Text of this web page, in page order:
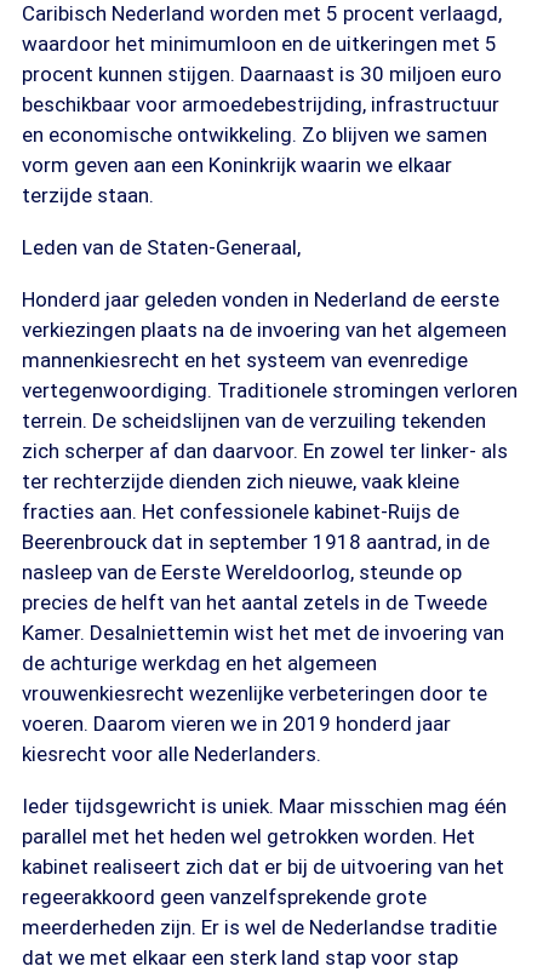
Caribisch Nederland worden met 5 procent verlaagd,
waardoor het minimumloon en de uitkeringen met 5
procent kunnen stijgen. Daarnaast is 30 miljoen euro
beschikbaar voor armoedebestrijding, infrastructuur
en economische ontwikkeling. Zo blijven we samen
vorm geven aan een Koninkrijk waarin we elkaar
terzijde staan.
Leden van de Staten-Generaal,
Honderd jaar geleden vonden in Nederland de eerste
verkiezingen plaats na de invoering van het algemeen
mannenkiesrecht en het systeem van evenredige
vertegenwoordiging. Traditionele stromingen verloren
terrein. De scheidslijnen van de verzuiling tekenden
zich scherper af dan daarvoor. En zowel ter linker- als
ter rechterzijde dienden zich nieuwe, vaak kleine
fracties aan. Het confessionele kabinet-Ruijs de
Beerenbrouck dat in september 1918 aantrad, in de
nasleep van de Eerste Wereldoorlog, steunde op
precies de helft van het aantal zetels in de Tweede
Kamer. Desalniettemin wist het met de invoering van
de achturige werkdag en het algemeen
vrouwenkiesrecht wezenlijke verbeteringen door te
voeren. Daarom vieren we in 2019 honderd jaar
kiesrecht voor alle Nederlanders.
Ieder tijdsgewricht is uniek. Maar misschien mag één
parallel met het heden wel getrokken worden. Het
kabinet realiseert zich dat er bij de uitvoering van het
regeerakkoord geen vanzelfsprekende grote
meerderheden zijn. Er is wel de Nederlandse traditie
dat we met elkaar een sterk land stap voor stap